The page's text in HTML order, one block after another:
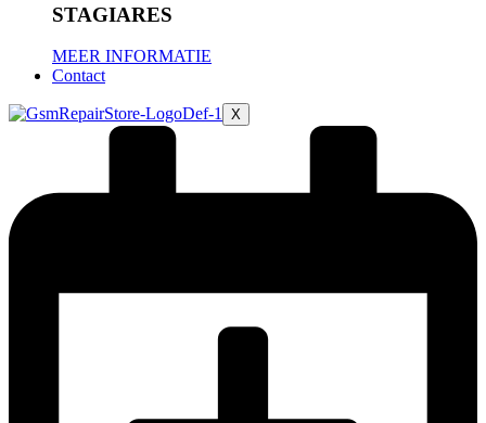
STAGIARES
MEER INFORMATIE
Contact
X